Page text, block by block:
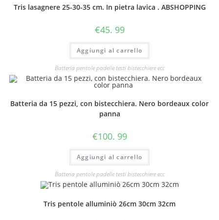
Tris lasagnere 25-30-35 cm. In pietra lavica . ABSHOPPING
€45. 99
Aggiungi al carrello
Batteria pentole padelle testi bistecchiere ecc
Batteria da 15 pezzi, con bistecchiera. Nero bordeaux color
panna
€100. 99
Aggiungi al carrello
Batteria pentole padelle testi bistecchiere ecc
Tris pentole alluminiò 26cm 30cm 32cm